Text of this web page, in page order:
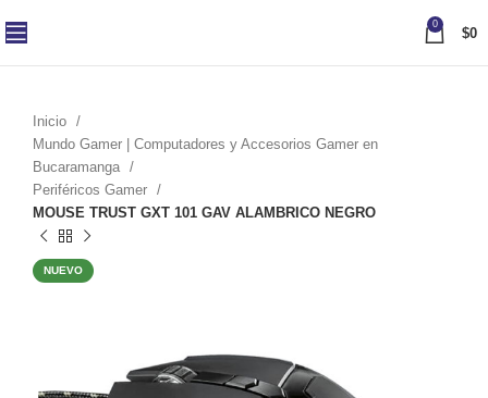
0
$0
Inicio
Mundo Gamer | Computadores y Accesorios Gamer en
Bucaramanga
Periféricos Gamer
MOUSE TRUST GXT 101 GAV ALAMBRICO NEGRO
NUEVO